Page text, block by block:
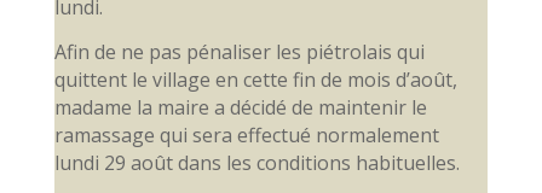
lundi.
Afin de ne pas pénaliser les piétrolais qui
quittent le village en cette fin de mois d’août,
madame la maire a décidé de maintenir le
ramassage qui sera effectué normalement
lundi 29 août dans les conditions habituelles.